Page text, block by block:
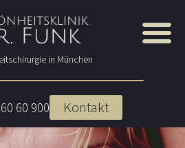
in München
60 900 Kontakt